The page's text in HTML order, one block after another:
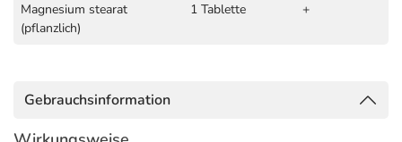
Magnesium stearat
(pflanzlich)
1 Tablette +
Gebrauchsinformation